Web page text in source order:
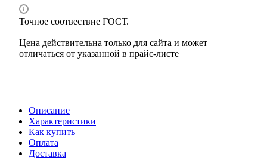
Точное соотвествие ГОСТ.
Цена действительна только для сайта и может
отличаться от указанной в прайс-листе
Описание
Характеристики
Как купить
Оплата
Доставка